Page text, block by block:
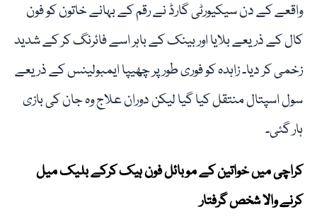
واقعے کے دن سیکیورٹی گارڈ نے رقم کے بہانے خاتون کو فون
کال کے ذریعے بلایا اور بینک کے باہر اسے فائرنگ کر کے شدید
زخمی کر دیا۔ زاہدہ کو فوری طور پر چھیپا ایمبولینس کے ذریعے
سول اسپتال منتقل کیا گیا لیکن دوران علاج وہ جان کی بازی
ہار گئی۔
کراچی میں خواتین کے موبائل فون ہیک کرکے بلیک میل
کرنے والا شخص گرفتار